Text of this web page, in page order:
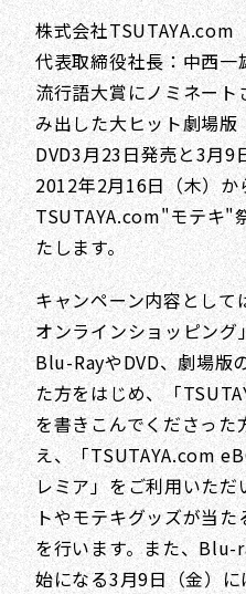
株式会社TSUTAYA.com
代表取締役社長：中西
流行語大賞にノミネー
み出した大ヒット劇場
DVD3月23日発売と3月9
2012年2月16日（木）
TSUTAYA.com"モテキ"
たします。
キャンペーン内容として
オンラインショッピン
Blu-RayやDVD、劇場版
た方をはじめ、「
を書きこんでくださっ
え、「TSUTAYA.com
レミア」をご利用いた
トやモテキグッズが当
を行います。また、Blu-
始になる3月9日（金）